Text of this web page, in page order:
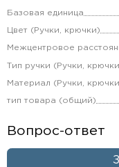
Базовая единица
Цвет (Ручки, крючки)
Межцентровое
Тип ручки (Ручки,
Материал (Ручки,
тип товара (общий)
Вопрос-ответ